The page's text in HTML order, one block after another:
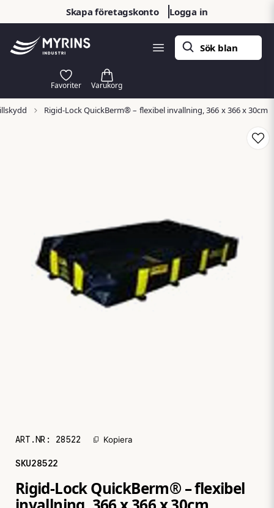
Skapa företagskonto Logga in
Rigid-Lock QuickBerm® – flexibel invallning, 366 x 366 x 30cm
ART.NR: 28522 Kopiera
SKU28522
Rigid-Lock QuickBerm® – flexibel